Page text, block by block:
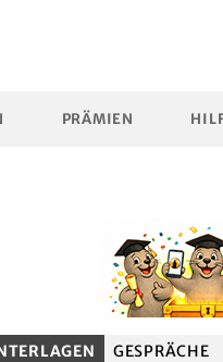
PRÄMIEN
GESPRÄCHE